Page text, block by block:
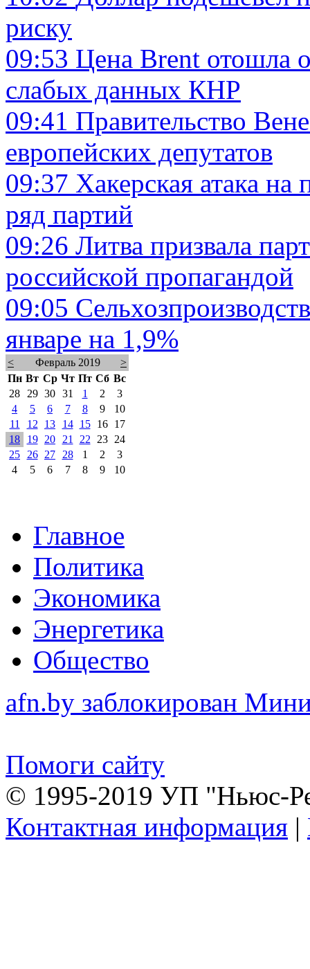
риску
09:53 Цена Brent отошла
слабых данных КНР
09:41 Правительство
европейских депутатов
09:37 Хакерская атака на
ряд партий
09:26 Литва призвала
российской пропагандой
09:05
январе на 1,9%
< Февраль 2019
>
Пн Вт Ср Чт Пт Сб Вс
28
29 30 31 1 2
3
4
5 6 7 8 9
10
11
12 13 14 15 16
17
18
19 20 21 22 23
24
25
26 27 28 1 2
3
4
5 6 7 8 9 10
Главное
Политика
Экономика
Энергетика
Общество
afn.by заблокирован
Помоги сайту
© 1995-2019 УП "Ньюс-
Контактная информация |